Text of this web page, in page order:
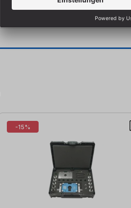
inkl. MwSt. zzgl.
-15%